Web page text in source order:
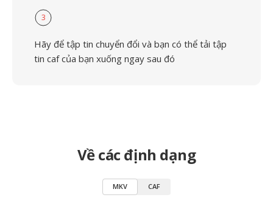
3
Hãy để tập tin chuyển đổi và bạn có thể tải tập
tin caf của bạn xuống ngay sau đó
Về các định dạng
MKV CAF